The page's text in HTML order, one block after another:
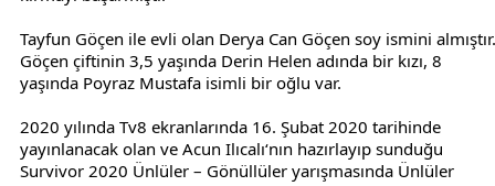
Tayfun Göçen ile evli olan Derya Can Göçen soy ismini almıştır.
Göçen çiftinin 3,5 yaşında Derin Helen adında bir kızı, 8
yaşında Poyraz Mustafa isimli bir oğlu var.
2020 yılında Tv8 ekranlarında 16. Şubat 2020 tarihinde
yayınlanacak olan ve Acun Ilıcalı‘nın hazırlayıp sunduğu
Survivor 2020 Ünlüler – Gönüllüler yarışmasında Ünlüler